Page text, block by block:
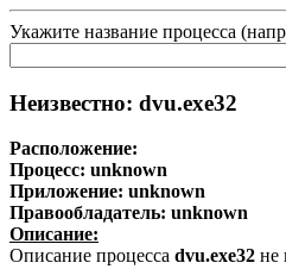
Укажите название процесса
Неизвестно: dvu.exe32
Расположение:
Процесс: unknown
Приложение: unknown
Правообладатель: unknown
Описание:
Описание процесса dvu.exe32 не